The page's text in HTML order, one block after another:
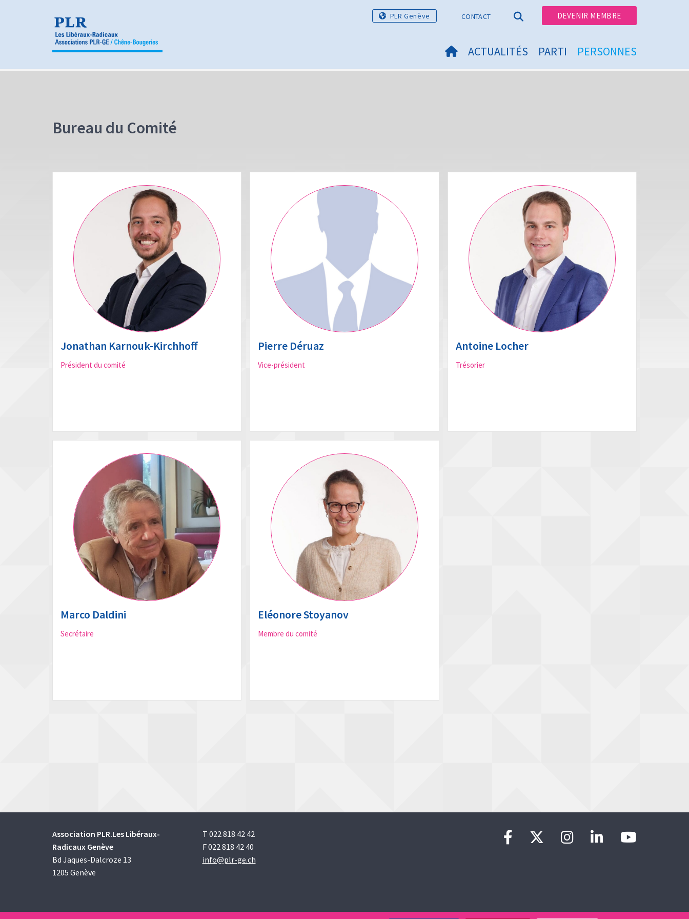
PLR Genève CONTACT DEVENIR MEMBRE
ACTUALITÉS PARTI PERSONNES
Bureau du Comité
Jonathan Karnouk-Kirchhoff
Président du comité
Pierre Déruaz
Vice-président
Antoine Locher
Trésorier
Marco Daldini
Secrétaire
Eléonore Stoyanov
Membre du comité
Association PLR.Les Libéraux-
Radicaux Genève
Bd Jaques-Dalcroze 13
1205 Genève
T 022 818 42 42
F 022 818 42 40
info@plr-ge.ch